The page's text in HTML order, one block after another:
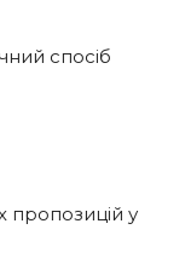
спосіб
пропозицій у